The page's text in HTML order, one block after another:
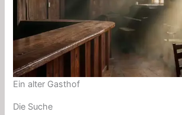
Ein alter Gasthof
Die Suche